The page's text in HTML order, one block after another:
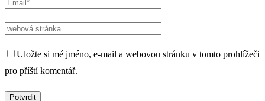
Uložte si mé jméno, e-mail a webovou stránku v tomto prohlížeči
pro příští komentář.